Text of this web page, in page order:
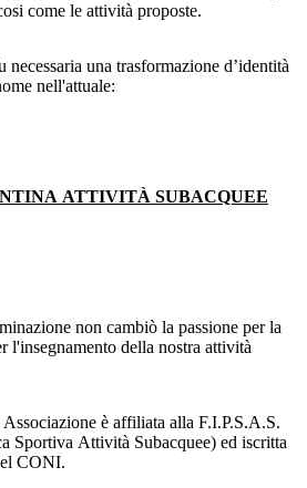
come le attività proposte.
una trasformazione d’identità
nell'attuale:
ATTIVITÀ SUBACQUEE
non cambiò la passione per la
l'insegnamento della nostra attività
è affiliata alla F.I.P.S.A.S.
Sportiva Attività Subacquee) ed iscritta
CONI.